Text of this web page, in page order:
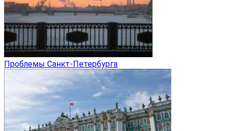
Проблемы Санкт-Петербурга